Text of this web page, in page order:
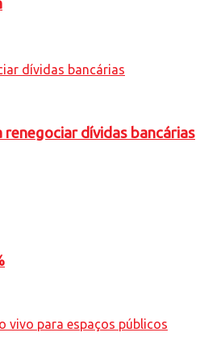
dívidas bancárias